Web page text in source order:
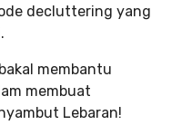
decluttering yang
membantu
membuat
Lebaran!